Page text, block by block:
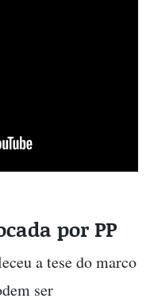
por PP
a tese do marco
ser